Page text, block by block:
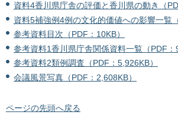
資料4香川県庁舎の評価と香川県の動き（
資料5補強例4例の文化的価値への影響一覧
参考資料目次（PDF：10KB）
参考資料1香川県庁舎関係資料一覧（PDF：
参考資料2類例調査（PDF：5,926KB）
会議風景写真（PDF：2,608KB）
ページの先頭へ戻る